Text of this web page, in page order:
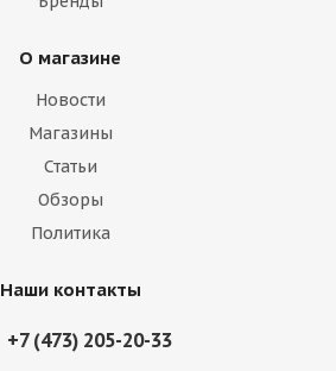
О магазине
Новости
Магазины
Статьи
Обзоры
Политика
Наши контакты
+7 (473) 205-20-33